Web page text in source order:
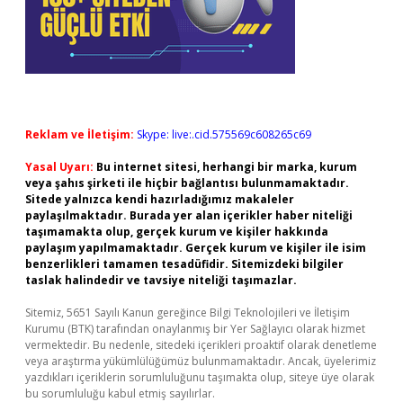
Reklam ve İletişim: Skype: live:.cid.575569c608265c69
Yasal Uyarı: Bu internet sitesi, herhangi bir marka, kurum
veya şahıs şirketi ile hiçbir bağlantısı bulunmamaktadır.
Sitede yalnızca kendi hazırladığımız makaleler
paylaşılmaktadır. Burada yer alan içerikler haber niteliği
taşımamakta olup, gerçek kurum ve kişiler hakkında
paylaşım yapılmamaktadır. Gerçek kurum ve kişiler ile isim
benzerlikleri tamamen tesadüfidir. Sitemizdeki bilgiler
taslak halindedir ve tavsiye niteliği taşımazlar.
Sitemiz, 5651 Sayılı Kanun gereğince Bilgi Teknolojileri ve İletişim
Kurumu (BTK) tarafından onaylanmış bir Yer Sağlayıcı olarak hizmet
vermektedir. Bu nedenle, sitedeki içerikleri proaktif olarak denetleme
veya araştırma yükümlülüğümüz bulunmamaktadır. Ancak, üyelerimiz
yazdıkları içeriklerin sorumluluğunu taşımakta olup, siteye üye olarak
bu sorumluluğu kabul etmiş sayılırlar.